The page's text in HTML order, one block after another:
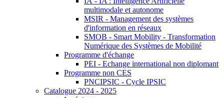
multimodale et autonome
MSIR - Management des systèmes
d'information en réseaux
SMOB - Smart Mobility - Transformation
Numérique des Systèmes de Mobilité
Programme d'échange
PEI - Echange international non diplomant
Programme non CES
PNCIPSIC - Cycle IPSIC
Catalogue 2024 - 2025